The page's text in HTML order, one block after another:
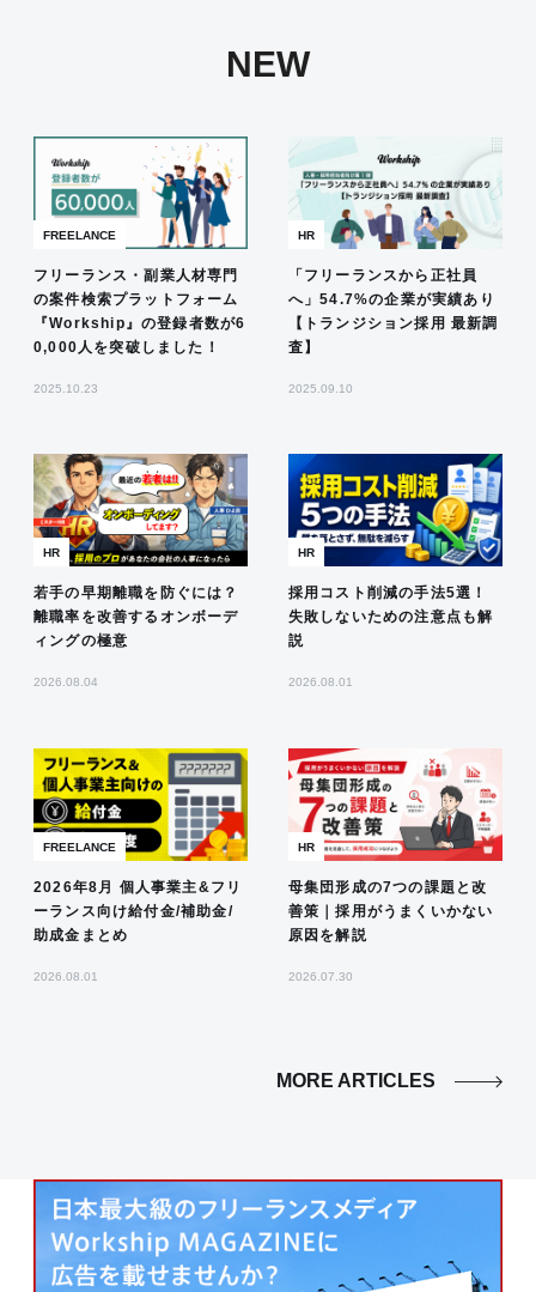
NEW
FREELANCE
フリーランス・副業人材専門
の案件検索プラットフォーム
『Workship』の登録者数が6
0,000人を突破しました！
2025.10.23
HR
「フリーランスから正社員
へ」54.7%の企業が実績あり
【トランジション採用 最新調
査】
2025.09.10
HR
若手の早期離職を防ぐには？
離職率を改善するオンボーデ
ィングの極意
2026.08.04
HR
採用コスト削減の手法5選！
失敗しないための注意点も解
説
2026.08.01
FREELANCE
2026年8月 個人事業主&フリ
ーランス向け給付金/補助金/
助成金まとめ
2026.08.01
HR
母集団形成の7つの課題と改
善策｜採用がうまくいかない
原因を解説
2026.07.30
MORE ARTICLES